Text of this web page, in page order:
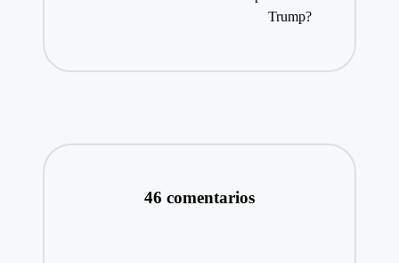
Trump?
46 comentarios